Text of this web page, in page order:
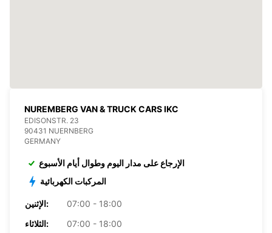
NUREMBERG VAN & TRUCK CARS IKC
EDISONSTR. 23
90431 NUERNBERG
GERMANY
الإرجاع على مدار اليوم وطوال أيام الأسبوع
المركبات الكهربائية
الإثنين:
07:00 - 18:00
الثلاثاء:
07:00 - 18:00